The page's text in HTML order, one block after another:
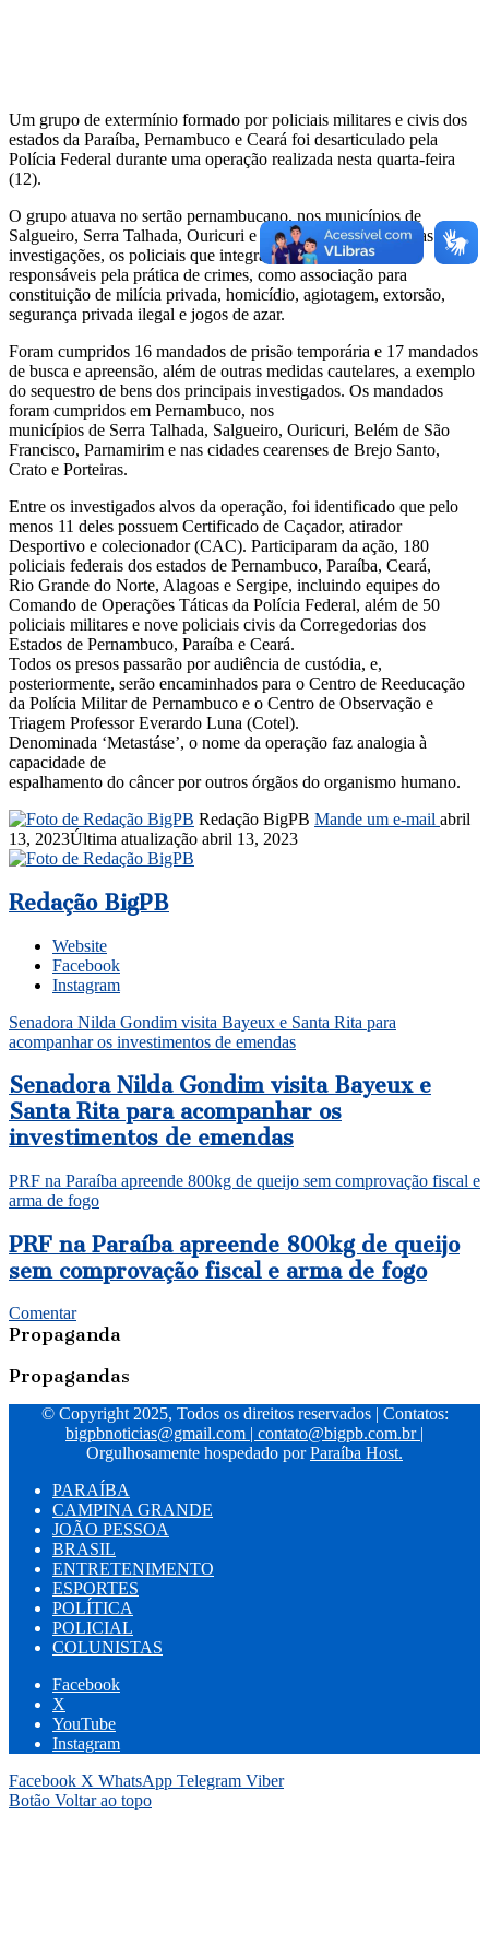
Um grupo de extermínio formado por policiais militares e civis dos
estados da Paraíba, Pernambuco e Ceará foi desarticulado pela
Polícia Federal durante uma operação realizada nesta quarta-feira
(12).
O grupo atuava no sertão pernambucano, nos municípios de
Salgueiro, Serra Talhada, Ouricuri e Parnamirim e segundo as
investigações, os policiais que integravam o grupo eram
responsáveis pela prática de crimes, como associação para
constituição de milícia privada, homicídio, agiotagem, extorsão,
segurança privada ilegal e jogos de azar.
Foram cumpridos 16 mandados de prisão temporária e 17 mandados
de busca e apreensão, além de outras medidas cautelares, a exemplo
do sequestro de bens dos principais investigados. Os mandados
foram cumpridos em Pernambuco, nos
municípios de Serra Talhada, Salgueiro, Ouricuri, Belém de São
Francisco, Parnamirim e nas cidades cearenses de Brejo Santo,
Crato e Porteiras.
Entre os investigados alvos da operação, foi identificado que pelo
menos 11 deles possuem Certificado de Caçador, atirador
Desportivo e colecionador (CAC). Participaram da ação, 180
policiais federais dos estados de Pernambuco, Paraíba, Ceará,
Rio Grande do Norte, Alagoas e Sergipe, incluindo equipes do
Comando de Operações Táticas da Polícia Federal, além de 50
policiais militares e nove policiais civis da Corregedorias dos
Estados de Pernambuco, Paraíba e Ceará.
Todos os presos passarão por audiência de custódia, e,
posteriormente, serão encaminhados para o Centro de Reeducação
da Polícia Militar de Pernambuco e o Centro de Observação e
Triagem Professor Everardo Luna (Cotel).
Denominada ‘Metastáse’, o nome da operação faz analogia à
capacidade de
espalhamento do câncer por outros órgãos do organismo humano.
Redação BigPB Mande um e-mail abril
13, 2023Última atualização abril 13, 2023
Redação BigPB
Website
Facebook
Instagram
Senadora Nilda Gondim visita Bayeux e Santa Rita para
acompanhar os investimentos de emendas
Senadora Nilda Gondim visita Bayeux e
Santa Rita para acompanhar os
investimentos de emendas
PRF na Paraíba apreende 800kg de queijo sem comprovação fiscal e
arma de fogo
PRF na Paraíba apreende 800kg de queijo
sem comprovação fiscal e arma de fogo
Comentar
Propaganda
Propagandas
© Copyright 2025, Todos os direitos reservados | Contatos:
bigpbnoticias@gmail.com
contato@bigpb.com.br
Orgulhosamente hospedado porParaíba Host.
PARAÍBA
CAMPINA GRANDE
JOÃO PESSOA
BRASIL
ENTRETENIMENTO
ESPORTES
POLÍTICA
POLICIAL
COLUNISTAS
Facebook
X
YouTube
Instagram
Facebook X WhatsApp Telegram Viber
Botão Voltar ao topo